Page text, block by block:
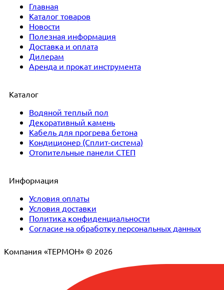
Главная
Каталог товаров
Новости
Полезная информация
Доставка и оплата
Дилерам
Аренда и прокат инструмента
Каталог
Водяной теплый пол
Декоративный камень
Кабель для прогрева бетона
Кондиционер (Сплит-система)
Отопительные панели СТЕП
Информация
Условия оплаты
Условия доставки
Политика конфиденциальности
Согласие на обработку персональных данных
Компания «ТЕРМОН» © 2026